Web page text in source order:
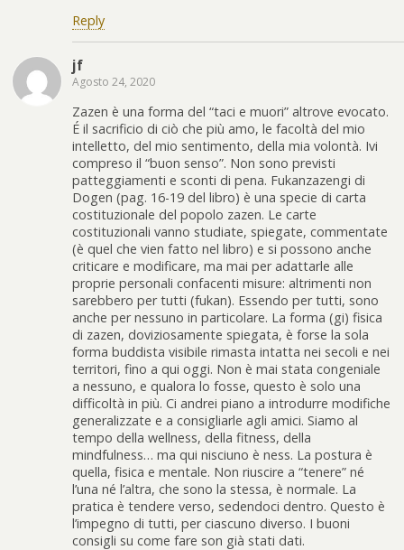
Reply
jf
Agosto 24, 2020
Zazen è una forma del “taci e muori” altrove evocato.
É il sacrificio di ciò che più amo, le facoltà del mio
intelletto, del mio sentimento, della mia volontà. Ivi
compreso il “buon senso”. Non sono previsti
patteggiamenti e sconti di pena. Fukanzazengi di
Dogen (pag. 16-19 del libro) è una specie di carta
costituzionale del popolo zazen. Le carte
costituzionali vanno studiate, spiegate, commentate
(è quel che vien fatto nel libro) e si possono anche
criticare e modificare, ma mai per adattarle alle
proprie personali confacenti misure: altrimenti non
sarebbero per tutti (fukan). Essendo per tutti, sono
anche per nessuno in particolare. La forma (gi) fisica
di zazen, doviziosamente spiegata, è forse la sola
forma buddista visibile rimasta intatta nei secoli e nei
territori, fino a qui oggi. Non è mai stata congeniale
a nessuno, e qualora lo fosse, questo è solo una
difficoltà in più. Ci andrei piano a introdurre modifiche
generalizzate e a consigliarle agli amici. Siamo al
tempo della wellness, della fitness, della
mindfulness… ma qui nisciuno è ness. La postura è
quella, fisica e mentale. Non riuscire a “tenere” né
l’una né l’altra, che sono la stessa, è normale. La
pratica è tendere verso, sedendoci dentro. Questo è
l’impegno di tutti, per ciascuno diverso. I buoni
consigli su come fare son già stati dati.